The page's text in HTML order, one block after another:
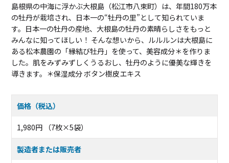
島根県の中海に浮かぶ大根島（松江市八束町）は、年間180万本
の牡丹が栽培され、日本一の“牡丹の里”として知られていま
す。日本一の牡丹の産地、大根島の牡丹の素晴らしさをもっと
みんなに知ってほしい！ そんな想いから、ルルルンは大根島に
ある松本農園の「縁結び牡丹」を使って、美容成分＊を作りま
した。肌をみずみずしくうるおし、牡丹のように優美な輝きを
導きます。＊保湿成分 ボタン樹皮エキス
価格（税込）
1,980円 （7枚×5袋）
製造者または販売者